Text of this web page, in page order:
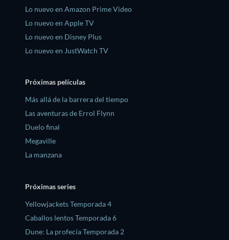
Lo nuevo en Amazon Prime Video
Lo nuevo en Apple TV
Lo nuevo en Disney Plus
Lo nuevo en JustWatch TV
Próximas películas
Más allá de la barrera del tiempo
Las aventuras de Errol Flynn
Duelo final
Megaville
La manzana
Próximas series
Yellowjackets Temporada 4
Caballos lentos Temporada 6
Dune: La profecía Temporada 2